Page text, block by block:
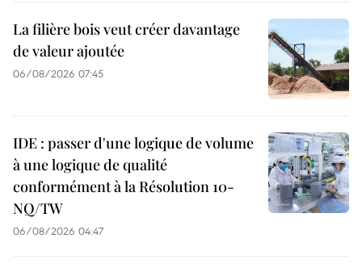
La filière bois veut créer davantage
de valeur ajoutée
06/08/2026 07:45
IDE : passer d'une logique de volume
à une logique de qualité
conformément à la Résolution 10-
NQ/TW
06/08/2026 04:47